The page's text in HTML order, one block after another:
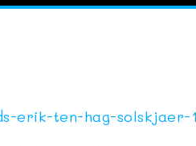
ten-hag-solskjaer-